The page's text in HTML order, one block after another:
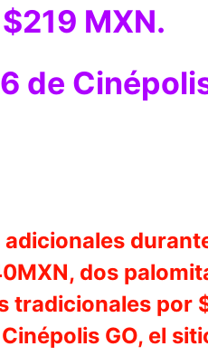
MXN.
de
dos
tradicionales por
GO, el